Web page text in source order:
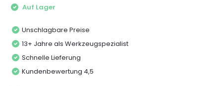
Auf Lager
Unschlagbare Preise
13+ Jahre als Werkzeugspezialist
Schnelle Lieferung
Kundenbewertung 4,5